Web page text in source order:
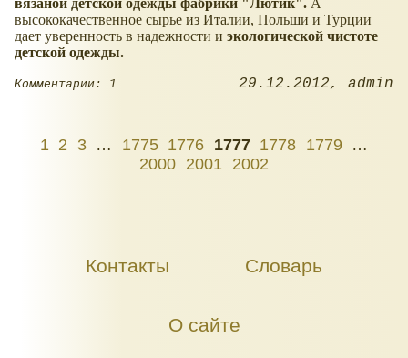
вязаной детской одежды фабрики "Лютик". А
высококачественное сырье из Италии, Польши и Турции
дает уверенность в надежности и экологической чистоте
детской одежды.
Комментарии: 1 29.12.2012 admin
1 2 3 … 1775 1776 1777 1778 1779
…
2000 2001 2002
Контакты Словарь
О сайте